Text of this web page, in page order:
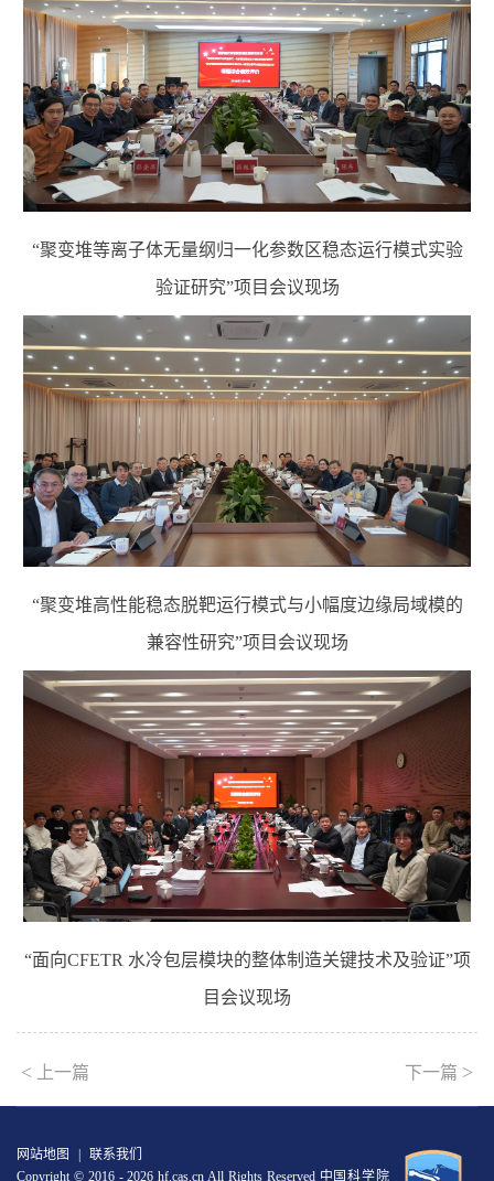
“聚变堆等离子体无量纲归一化参数区稳态运行模式实验
验证研究”项目 会议现场
“聚变堆高性能稳态脱靶运行模式与小幅度边缘局域模的
兼容性研究”项目 会议现场
“面向CFETR 水冷包层模块的整体制造关键技术及验证”项
目 会议现场
< 上一篇 下一篇 >
网站地图
联系我们
Copyright © 2016 -2026 hf.cas.cn All Rights Reserved 中国科学院